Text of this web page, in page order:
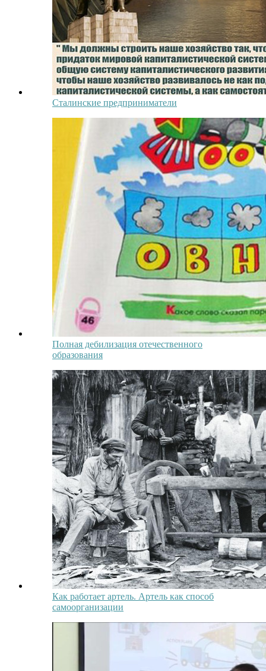
Сталинские предприниматели
Полная дебилизация отечественного
образования
Как работает артель. Артель как способ
самоорганизации